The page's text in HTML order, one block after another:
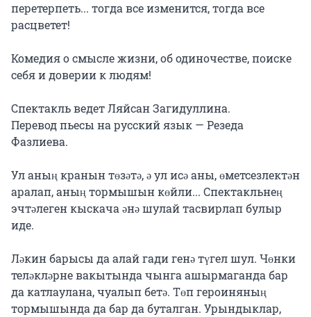
перетерпеть... тогда все изменится, тогда все
расцветет!
Комедия о смысле жизни, об одиночестве, поиске
себя и доверии к людям!
Спектакль ведет Ляйсан Загидуллина.
Перевод пьесы на русский язык — Резеда
Фазлиева.
Ул аның кранын төзәтә, ә ул исә аны, өметсезлектән
аралап, аның тормышын көйли... Спектакльнең
эчтәлеген кыскача әнә шулай тасвирлап булыр
иде.
Ләкин барысы да алай гади генә түгел шул. Чөнки
теләкләрне вакытында чынга ашырмаганда бар
да катлаулана, чуалып бетә. Төп героиняның
тормышында да бар да буталган. Урындыклар,